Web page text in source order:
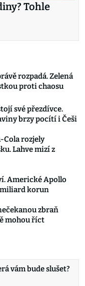
Tohle
rozpadá. Zelená
proti chaosu
své přezdívce.
brzy pocítí i Češi
Cola rozjely
Lahve mizí z
Americké Apollo
miliard korun
zbraň
mohou říct
vám bude slušet?